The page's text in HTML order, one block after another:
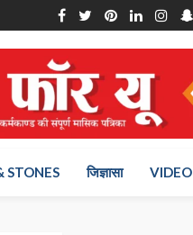
STONES जिज्ञासा VIDEO